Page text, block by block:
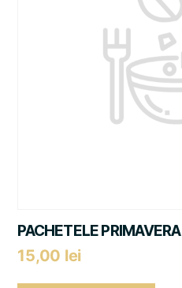
PACHETELE PRIMAVERA
15,00 lei